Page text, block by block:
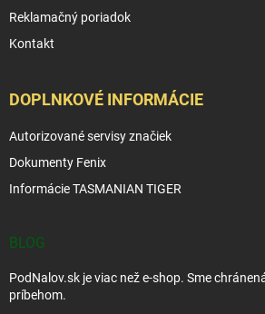
Reklamačný poriadok
Kontakt
DOPLNKOVÉ INFORMÁCIE
Autorizované servisy značiek
Dokumenty Fenix
Informácie TASMANIAN TIGER
BLOG
PodNalov.sk je viac než e-shop. Sme
príbehom.